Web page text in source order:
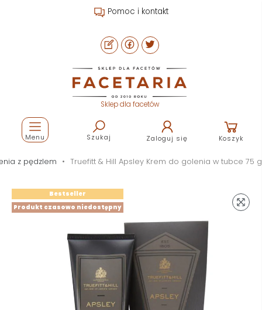
Pomoc i kontakt
Sklep dla facetów
Szukaj Zaloguj się Koszyk
Menu
z pędzlem Truefitt & Hill Apsley Krem do golenia w tubce 75 g
Produkt czasowo niedostępny
Bestseller